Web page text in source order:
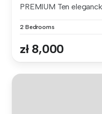
PREMIUM Ten
2 Bedrooms
zł 8,000